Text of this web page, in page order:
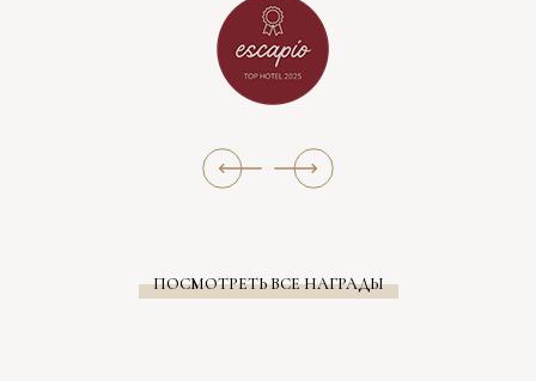
ПОСМОТРЕТЬ ВСЕ НАГРАДЫ